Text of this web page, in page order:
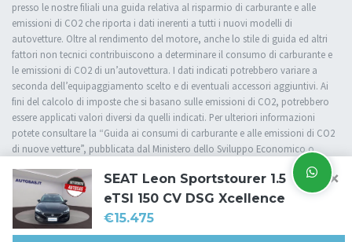
×
SEAT Leon Sportstourer 1.5
eTSI 150 CV DSG Xcellence
€15.475
presso le nostre filiali una guida relativa al risparmio di carburante e alle
emissioni di CO2 che riporta i dati inerenti a tutti i nuovi modelli di
autovetture. Oltre al rendimento del motore, anche lo stile di guida ed altri
fattori non tecnici contribuiscono a determinare il consumo di carburante e
le emissioni di CO2 di un’autovettura. I dati indicati potrebbero variare a
seconda dell’equipaggiamento scelto e di eventuali accessori aggiuntivi. Ai
fini del calcolo di imposte che si basano sulle emissioni di CO2, potrebbero
essere applicati valori diversi da quelli indicati. Per ulteriori informazioni
potete consultare la “Guida ai consumi di carburante e alle emissioni di CO2
di nuove vetture”, pubblicata dal Ministero dello Sviluppo Economico o
Cookie Policy